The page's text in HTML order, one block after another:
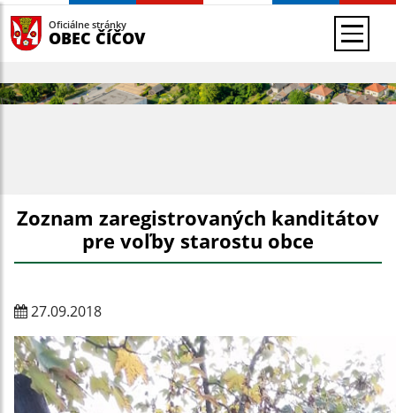
Oficiálne stránky
OBEC ČÍČOV
Zoznam zaregistrovaných kanditátov
pre voľby starostu obce
27.09.2018